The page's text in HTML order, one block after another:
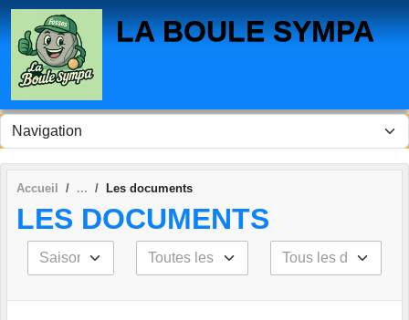
LA BOULE SYMPA
Accueil Les documents
LES DOCUMENTS
Panneau de gestion des cookies